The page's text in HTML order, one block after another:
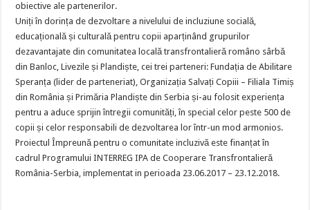
obiective ale partenerilor.
Uniți în dorința de dezvoltare a nivelului de incluziune socială,
educațională și culturală pentru copii aparținând grupurilor
dezavantajate din comunitatea locală transfrontalieră româno sârbă
din Banloc, Livezile și Plandiște, cei trei parteneri: Fundația de Abilitare
Speranța (lider de parteneriat), Organizația Salvați Copiii – Filiala Timiș
din România și Primăria Plandiște din Serbia și-au folosit experiența
pentru a aduce sprijin întregii comunități, în special celor peste 500 de
copii și celor responsabili de dezvoltarea lor într-un mod armonios.
Proiectul Împreună pentru o comunitate incluzivă este finanțat în
cadrul Programului INTERREG IPA de Cooperare Transfrontalieră
România-Serbia, implementat in perioada 23.06.2017 – 23.12.2018.